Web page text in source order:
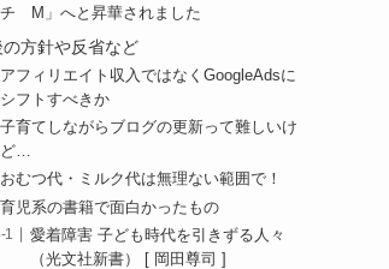
チ M」へと昇華されました
の方針や反省など
アフィリエイト収入ではなくGoogleAdsに
シフトすべきか
子育てしながらブログの更新って難しいけ
ど…
おむつ代・ミルク代は無理ない範囲で！
育児系の書籍で面白かったもの
愛着障害 子ども時代を引きずる人々
（光文社新書） [ 岡田尊司 ]